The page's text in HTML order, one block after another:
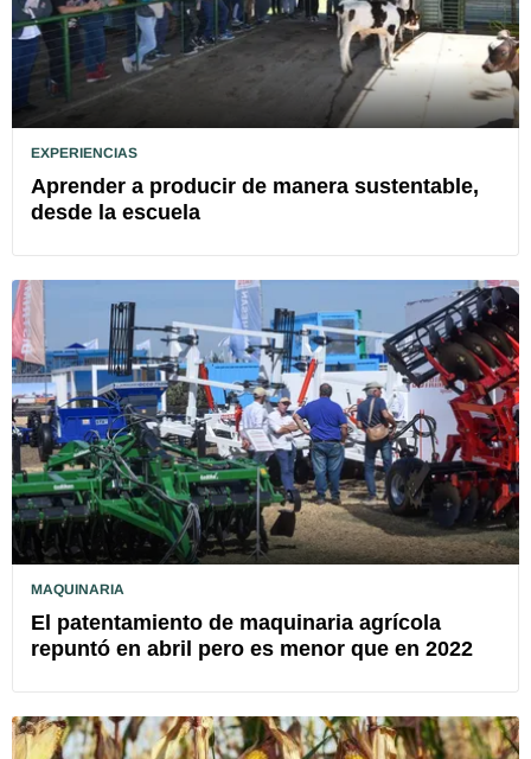
EXPERIENCIAS
Aprender a producir de manera sustentable,
desde la escuela
MAQUINARIA
El patentamiento de maquinaria agrícola
repuntó en abril pero es menor que en 2022